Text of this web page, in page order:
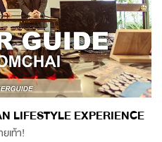
LIFESTYLE EXPERIENCE
เท้า!